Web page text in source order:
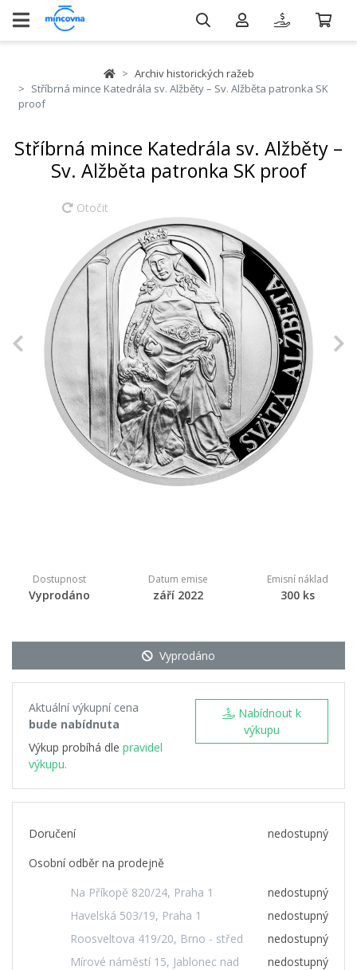
Archiv historických ražeb
Stříbrná mince Katedrála sv. Alžběty – Sv. Alžběta patronka SK
proof
Stříbrná mince Katedrála sv. Alžběty –
Sv. Alžběta patronka SK proof
Otočit
Previous
Dostupnost
Vyprodáno
Datum emise
září 2022
Emisní náklad
300 ks
Vyprodáno
Aktuální výkupní cena
bude nabídnuta
Výkup probíhá dle pravidel
výkupu.
výkupu
Doručení
nedostupný
Osobní odběr na prodejně
Na Příkopě 820/24, Praha 1
nedostupný
Havelská 503/19, Praha 1
nedostupný
Roosveltova 419/20, Brno - střed
nedostupný
Mírové náměstí 15, Jablonec nad
nedostupný